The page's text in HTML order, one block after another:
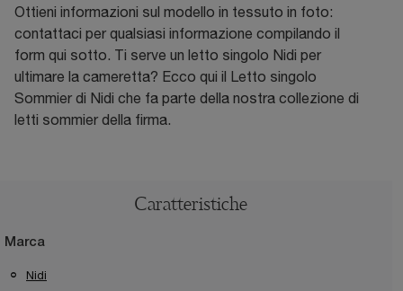
Ottieni informazioni sul modello in tessuto in foto:
contattaci per qualsiasi informazione compilando il
form qui sotto. Ti serve un letto singolo Nidi per
ultimare la cameretta? Ecco qui il Letto singolo
Sommier di Nidi che fa parte della nostra collezione di
letti sommier della firma.
Caratteristiche
Marca
Nidi